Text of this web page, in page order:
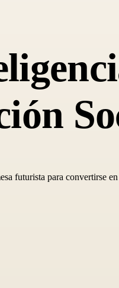
futurista para convertirse